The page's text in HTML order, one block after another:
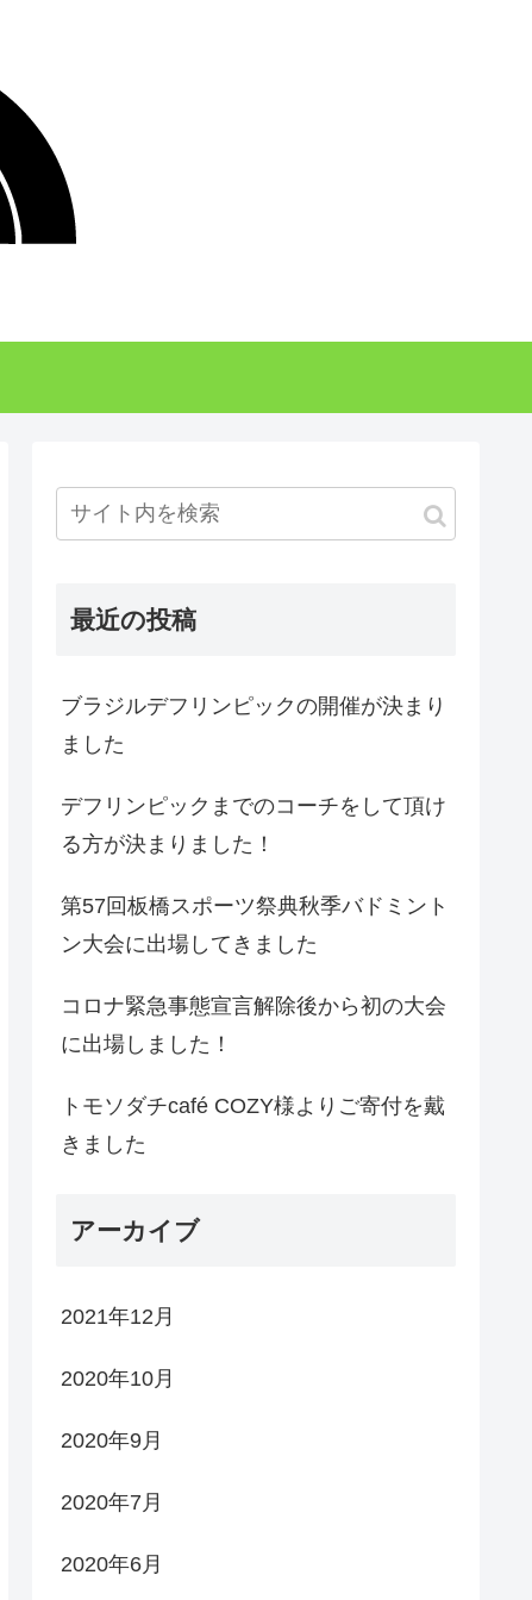
最近の投稿
ブラジルデフリンピックの開催が決まり
ました
デフリンピックまでのコーチをして頂け
る方が決まりました！
第57回板橋スポーツ祭典秋季バドミント
ン大会に出場してきました
コロナ緊急事態宣言解除後から初の大会
に出場しました！
トモソダチcafé COZY様よりご寄付を戴
きました
アーカイブ
2021年12月
2020年10月
2020年9月
2020年7月
2020年6月